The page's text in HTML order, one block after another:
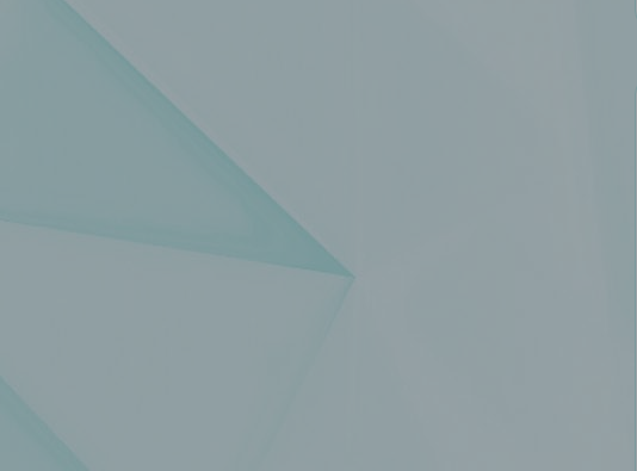
e) Profiling
Profiling ist jede Art der automatisierten Verarbeitung
personenbezogener Daten, die darin besteht, dass diese
personenbezogenen Daten verwendet werden, um bestimmte
persönliche Aspekte, die sich auf eine natürliche Person beziehen,
zu bewerten, insbesondere, um Aspekte bezüglich Arbeitsleistung,
wirtschaftlicher Lage, Gesundheit, persönlicher Vorlieben, Interessen,
Zuverlässigkeit, Verhalten, Aufenthaltsort oder Ortswechsel dieser
natürlichen Person zu analysieren oder vorherzusagen.